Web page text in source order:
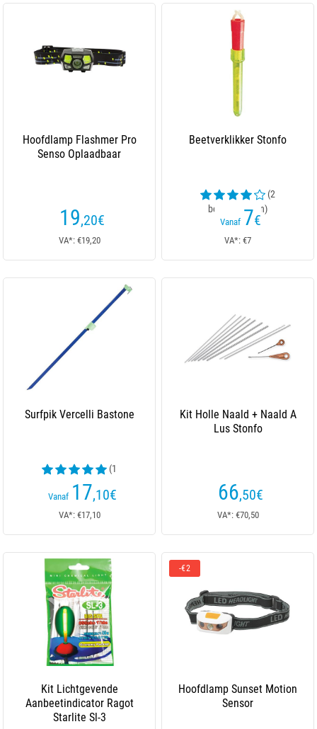
Hoofdlamp Flashmer Pro
Senso Oplaadbaar
19,20€
VA*: €19,20
Beetverklikker Stonfo
(2
beoordelingen)
Vanaf 7€
VA*: €7
Surfpik Vercelli Bastone
(1
beoordelingen)
Vanaf 17,10€
VA*: €17,10
Kit Holle Naald + Naald A
Lus Stonfo
66,50€
VA*: €70,50
Kit Lichtgevende
Aanbeetindicator Ragot
Starlite Sl-3
-€2
Hoofdlamp Sunset Motion
Sensor